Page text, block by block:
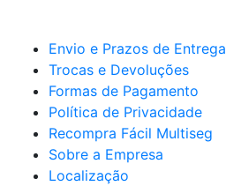
Envio e Prazos de Entrega
Trocas e Devoluções
Formas de Pagamento
Política de Privacidade
Recompra Fácil Multiseg
Sobre a Empresa
Localização